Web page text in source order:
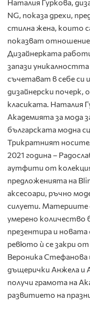
Наталия Гуркова,
NG, показа дрехи,
стилна жена, които
показват
Дизайнерката
запази
съчетават в себе си
дизайнерски
класиката. Наталия
Академията за мода
българската модна
Трикратният носител
2021 година –
аутфити от
предложенията на
аксесоари, ръчно
силуети. Материите
умерено количество
презентира и
ревюто ѝ се закри
Вероника Стефанова
дъщерички Анжела и
получи грамота на
развитието на